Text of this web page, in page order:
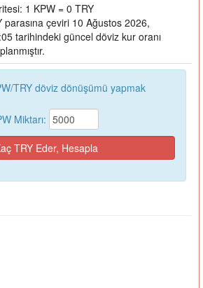
1 KPW = 0 TRY
parasına çeviri 10 Ağustos 2026,
tarihindeki güncel döviz kur oranı
TRY döviz dönüşümü yapmak
Miktarı: